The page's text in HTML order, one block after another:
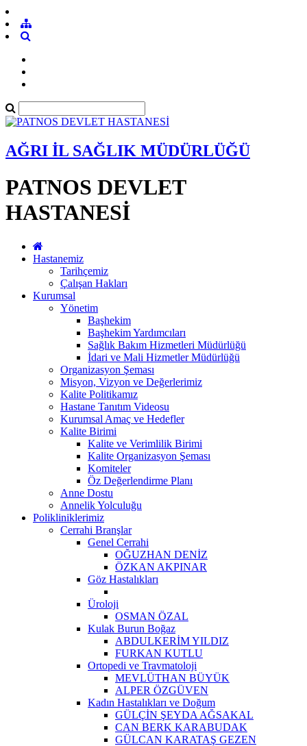
AĞRI İL SAĞLIK MÜDÜRLÜĞÜ
PATNOS DEVLET
HASTANESİ
Hastanemiz
Tarihçemiz
Çalışan Hakları
Kurumsal
Yönetim
Başhekim
Başhekim Yardımcıları
Sağlık Bakım Hizmetleri Müdürlüğü
İdari ve Mali Hizmetler Müdürlüğü
Organizasyon Şeması
Misyon, Vizyon ve Değerlerimiz
Kalite Politikamız
Hastane Tanıtım Videosu
Kurumsal Amaç ve Hedefler
Kalite Birimi
Kalite ve Verimlilik Birimi
Kalite Organizasyon Şeması
Komiteler
Öz Değerlendirme Planı
Anne Dostu
Annelik Yolculuğu
Polikliniklerimiz
Cerrahi Branşlar
Genel Cerrahi
OĞUZHAN DENİZ
ÖZKAN AKPINAR
Göz Hastalıkları
Üroloji
OSMAN ÖZAL
Kulak Burun Boğaz
ABDULKERİM YILDIZ
FURKAN KUTLU
Ortopedi ve Travmatoloji
MEVLÜTHAN BÜYÜK
ALPER ÖZGÜVEN
Kadın Hastalıkları ve Doğum
GÜLÇİN ŞEYDA AĞSAKAL
CAN BERK KARABUDAK
GÜLCAN KARATAŞ GEZEN